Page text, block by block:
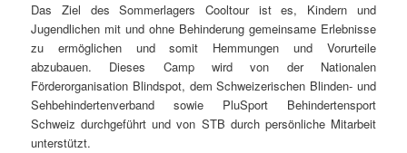
Das Ziel des Sommerlagers Cooltour ist es, Kindern und
Jugendlichen mit und ohne Behinderung gemeinsame Erlebnisse
zu ermöglichen und somit Hemmungen und Vorurteile
abzubauen. Dieses Camp wird von der Nationalen
Förderorganisation Blindspot, dem Schweizerischen Blinden- und
Sehbehindertenverband sowie PluSport Behindertensport
Schweiz durchgeführt und von STB durch persönliche Mitarbeit
unterstützt.